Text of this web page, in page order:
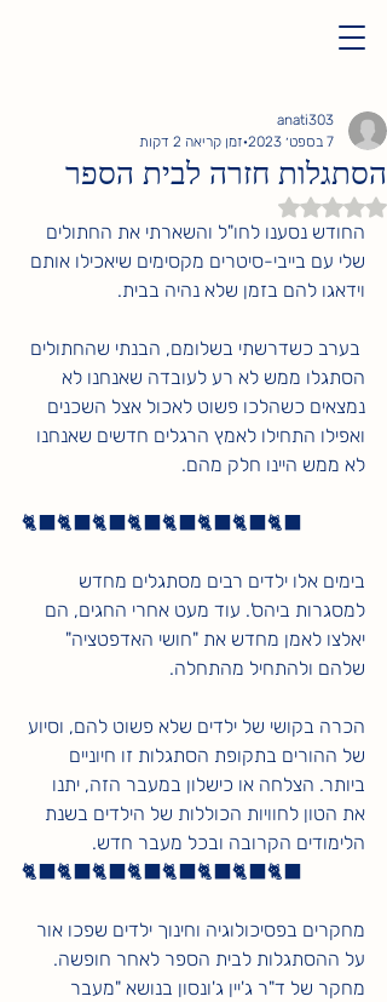
הסתגלות חזרה לבית הספר
anati303
7 בספט׳ 2023
זמן קריאה 2 דקות
דירוג של NaN מתוך 5 כוכבים
החודש נסענו לחו"ל והשארתי את החתולים
שלי עם בייבי-סיטרים מקסימים שיאכילו אותם
וידאגו להם בזמן שלא נהיה בבית.
בערב כשדרשתי בשלומם, הבנתי שהחתולים
הסתגלו ממש לא רע לעובדה שאנחנו לא
נמצאים כשהלכו פשוט לאכול אצל השכנים
ואפילו התחילו לאמץ הרגלים חדשים שאנחנו
לא ממש היינו חלק מהם.
🐈‍⬛🐈‍⬛🐈‍⬛🐈‍⬛🐈‍⬛🐈‍⬛🐈‍⬛🐈‍⬛
בימים אלו ילדים רבים מסתגלים מחדש
למסגרות ביהס'. עוד מעט אחרי החגים, הם
יאלצו לאמן מחדש את "חושי האדפטציה"
שלהם ולהתחיל מהתחלה.
הכרה בקושי של ילדים שלא פשוט להם, וסיוע
של ההורים בתקופת הסתגלות זו חיוניים
ביותר. הצלחה או כישלון במעבר הזה, יתנו
את הטון לחוויות הכוללות של הילדים בשנת
הלימודים הקרובה ובכל מעבר חדש.
🐈‍⬛🐈‍⬛🐈‍⬛🐈‍⬛🐈‍⬛🐈‍⬛🐈‍⬛🐈‍⬛
מחקרים בפסיכולוגיה וחינוך ילדים שפכו אור
על ההסתגלות לבית הספר לאחר חופשה.
מחקר של ד"ר ג'יין ג'ונסון בנושא "מעבר